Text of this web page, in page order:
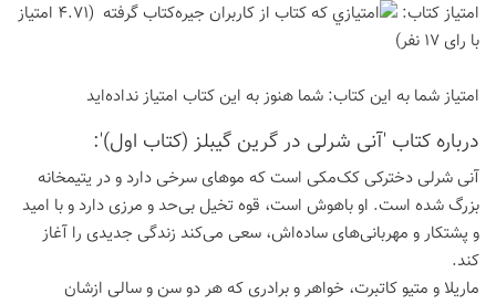
امتیاز كتاب:
(4.71 امتیاز
با رای 17 نفر)
امتیاز شما به این كتاب: شما هنوز به این كتاب امتیاز نداده‌اید
درباره كتاب 'آنی شرلی در گرین گیبلز (کتاب اول)':
آنی شرلی دخترکی کک‌مکی است که موهای سرخی دارد و در یتیمخانه
بزرگ شده است. او باهوش است، قوه تخیل بی‌حد و مرزی دارد و با امید
و پشتکار و مهربانی‌های ساده‌اش، سعی می‌کند زندگی جدیدی را آغاز
کند.
ماریلا و متیو کاتبرت، خواهر و برادری که هر دو سن و سالی ازشان